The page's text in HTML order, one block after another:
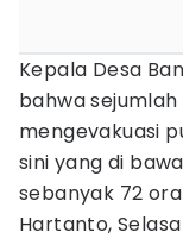
Kepala Desa
bahwa
mengevakuasi
sini yang di
sebanyak 72
Hartanto,